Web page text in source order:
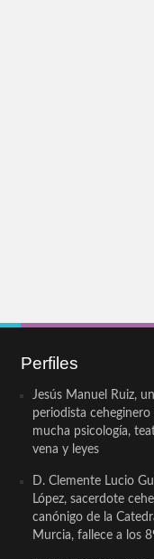
Perfiles
Jesús Manuel Ruiz, un
periodista ceheginero
mucha psicología,
vena y leyes
D. Clemente Lucio
López, sacerdote
canónigo de la
Murcia, fallece a los